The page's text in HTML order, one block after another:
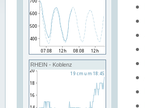
RHEIN - Koblenz